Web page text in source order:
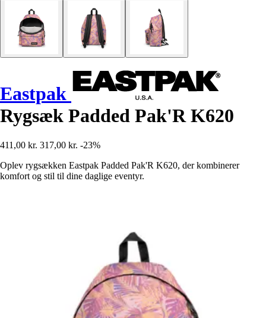
Eastpak
Rygsæk Padded Pak'R K620
411,00 kr. 317,00 kr. -23%
Oplev rygsækken Eastpak Padded Pak'R K620, der kombinerer
komfort og stil til dine daglige eventyr.